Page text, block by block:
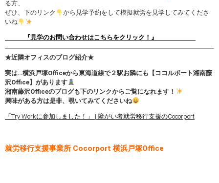
る方、
ぜひ、下のリンク
から見学予約をして模擬就労を見学してみてくださ
いね
『見学のお問い合わせはこちらをクリック！』
★近隣オフィスのブログ紹介★
実は…横浜戸塚Officeから東海道線で２駅お隣にも【ココルポート湘南藤
沢Office】があります
湘南藤沢Officeのブログも下のリンクからご覧になれます！
興味がある方は是非、覗いてみてくださいね
「Try Workに参加しました！」 | 障がい者就労移行支援のCocorport
就労移行支援事業所 Cocorport 横浜戸塚Office